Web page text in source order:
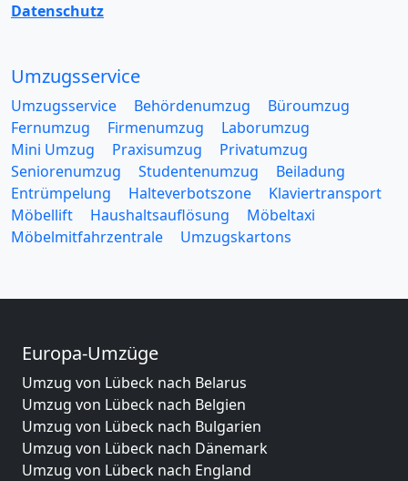
Datenschutz
Umzugsservice
Umzugsservice Behördenumzug
Büroumzug
Fernumzug
Firmenumzug
Laborumzug
Mini Umzug
Praxisumzug
Privatumzug
Seniorenumzug
Studentenumzug
Beiladung
Entrümpelung
Halteverbotszone
Klaviertransport
Möbellift
Haushaltsauflösung
Möbeltaxi
Möbelmitfahrzentrale
Umzugskartons
Europa-Umzüge
Umzug von Lübeck nach Belarus
Umzug von Lübeck nach Belgien
Umzug von Lübeck nach Bulgarien
Umzug von Lübeck nach Dänemark
Umzug von Lübeck nach England